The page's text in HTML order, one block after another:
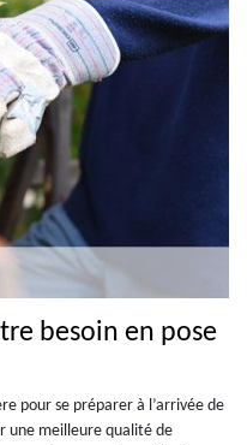
besoin en pose
pour se préparer à l’arrivée de
une meilleure qualité de